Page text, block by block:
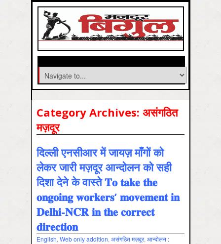
Category Archives: असंगठित
मज़दूर
दिल्‍ली एनसीआर में जायज़ माँगों को
लेकर जारी मज़दूर आन्‍दोलन को सही
दिशा देने के वास्‍ते 𝐓𝐨 𝐭𝐚𝐤𝐞 𝐭𝐡𝐞
𝐨𝐧𝐠𝐨𝐢𝐧𝐠 𝐰𝐨𝐫𝐤𝐞𝐫𝐬’ 𝐦𝐨𝐯𝐞𝐦𝐞𝐧𝐭 𝐢𝐧
𝐃𝐞𝐥𝐡𝐢-𝐍𝐂𝐑 𝐢𝐧 𝐭𝐡𝐞 𝐜𝐨𝐫𝐫𝐞𝐜𝐭
𝐝𝐢𝐫𝐞𝐜𝐭𝐢𝐨𝐧
English, Web only addition, असंगठित मज़दूर, आन्‍दोलन :